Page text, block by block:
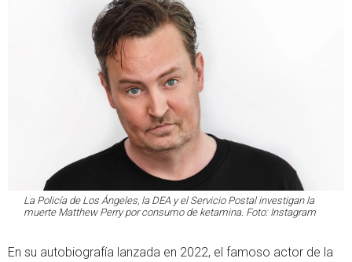
La Policía de Los Ángeles, la DEA y el Servicio Postal investigan la
muerte Matthew Perry por consumo de ketamina. Foto: Instagram
En su autobiografía lanzada en 2022, el famoso actor de la